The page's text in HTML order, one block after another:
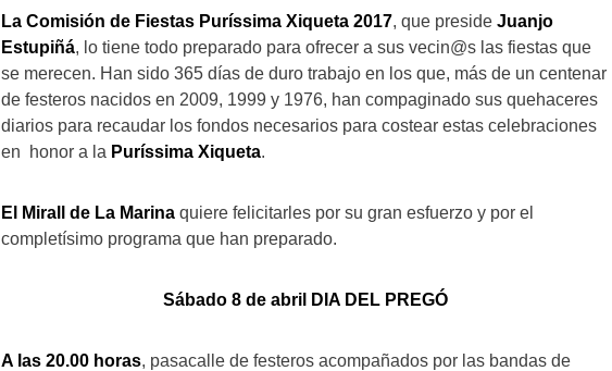
La Comisión de Fiestas Puríssima Xiqueta 2017, que preside Juanjo
Estupiñá, lo tiene todo preparado para ofrecer a sus vecin@s las fiestas que
se merecen. Han sido 365 días de duro trabajo en los que, más de un centenar
de festeros nacidos en 2009, 1999 y 1976, han compaginado sus quehaceres
diarios para recaudar los fondos necesarios para costear estas celebraciones
en honor a la Puríssima Xiqueta.
El Mirall de La Marina quiere felicitarles por su gran esfuerzo y por el
completísimo programa que han preparado.
Sábado 8 de abril DIA DEL PREGÓ
A las 20.00 horas, pasacalle de festeros acompañados por las bandas de